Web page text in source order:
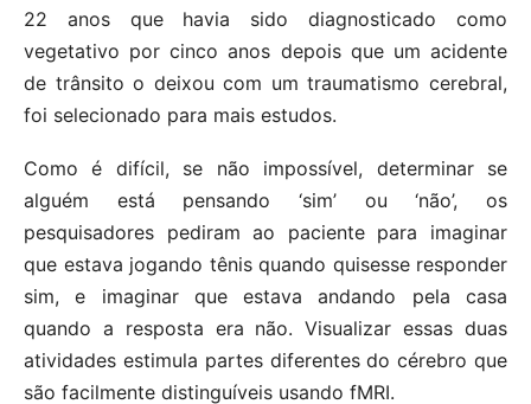
22 anos que havia sido diagnosticado como
vegetativo por cinco anos depois que um acidente
de trânsito o deixou com um traumatismo cerebral,
foi selecionado para mais estudos.
Como é difícil, se não impossível, determinar se
alguém está pensando ‘sim’ ou ‘não’, os
pesquisadores pediram ao paciente para imaginar
que estava jogando tênis quando quisesse responder
sim, e imaginar que estava andando pela casa
quando a resposta era não. Visualizar essas duas
atividades estimula partes diferentes do cérebro que
são facilmente distinguíveis usando fMRI.